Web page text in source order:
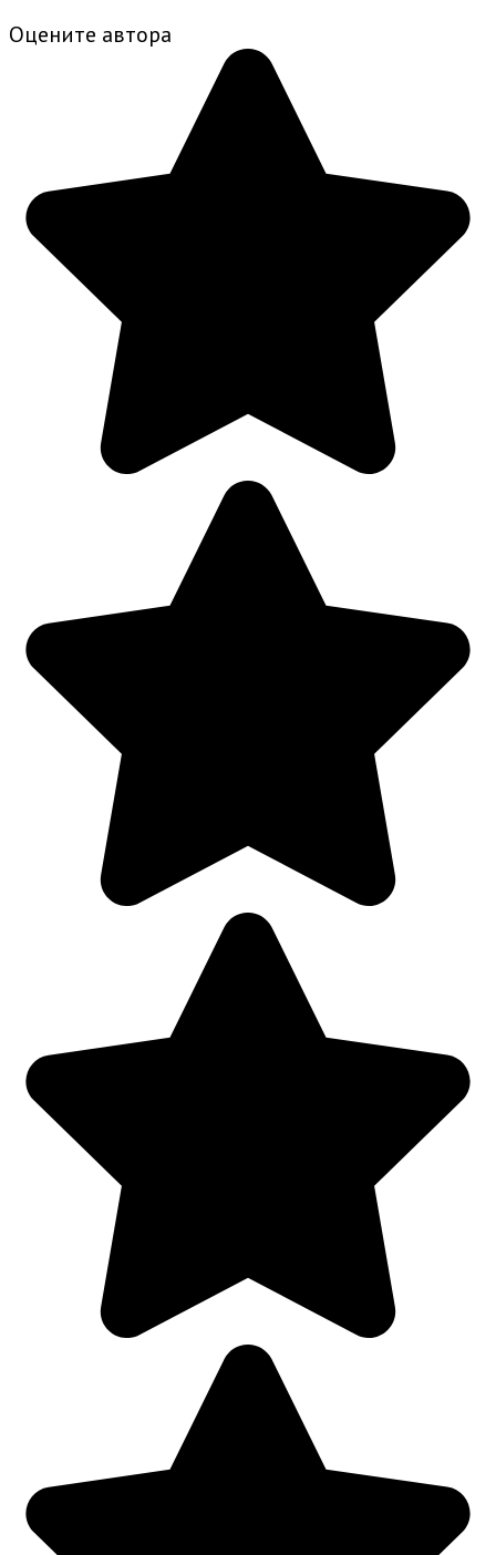
Оцените автора